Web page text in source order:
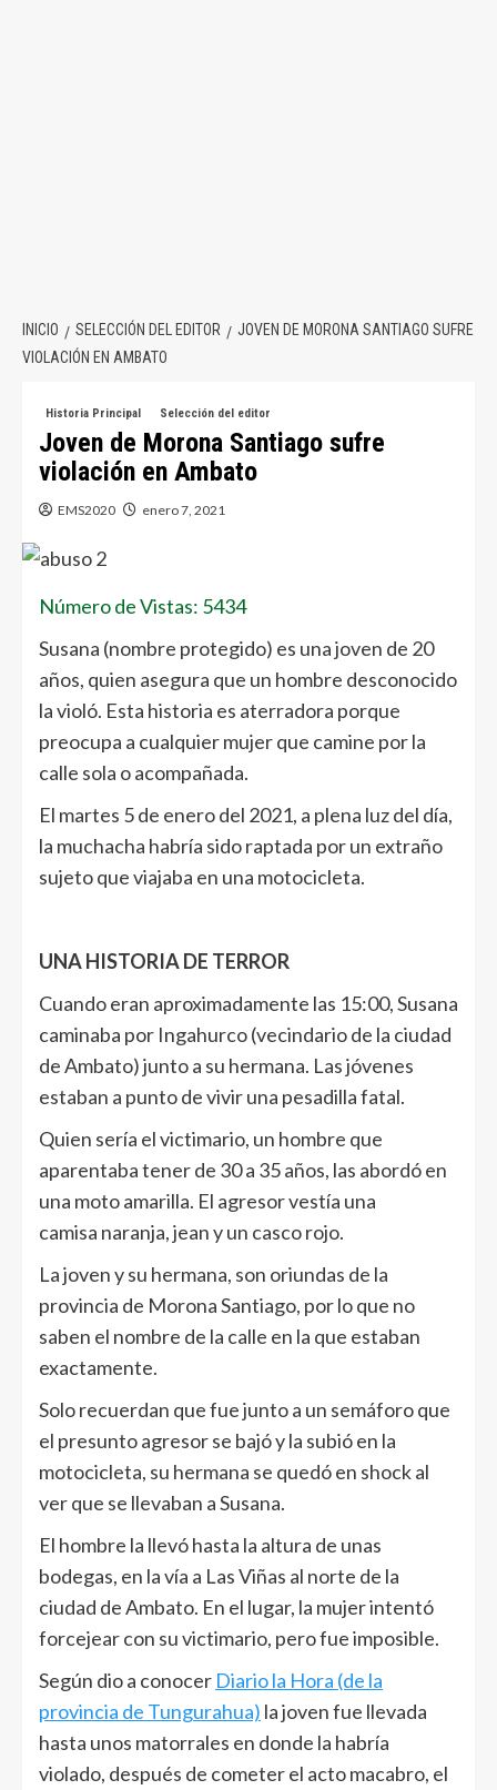
INICIO SELECCIÓN DEL EDITOR
JOVEN DE MORONA SANTIAGO SUFRE
VIOLACIÓN EN AMBATO
Historia Principal Selección del editor
Joven de Morona Santiago sufre
violación en Ambato
EMS2020 enero 7, 2021
Número de Vistas: 5434
Susana (nombre protegido) es una joven de 20
años, quien asegura que un hombre desconocido
la violó. Esta historia es aterradora porque
preocupa a cualquier mujer que camine por la
calle sola o acompañada.
El martes 5 de enero del 2021, a plena luz del día,
la muchacha habría sido raptada por un extraño
sujeto que viajaba en una motocicleta.
UNA HISTORIA DE TERROR
Cuando eran aproximadamente las 15:00, Susana
caminaba por Ingahurco (vecindario de la ciudad
de Ambato) junto a su hermana. Las jóvenes
estaban a punto de vivir una pesadilla fatal.
Quien sería el victimario, un hombre que
aparentaba tener de 30 a 35 años, las abordó en
una moto amarilla. El agresor vestía una
camisa naranja, jean y un casco rojo.
La joven y su hermana, son oriundas de la
provincia de Morona Santiago, por lo que no
saben el nombre de la calle en la que estaban
exactamente.
Solo recuerdan que fue junto a un semáforo que
el presunto agresor se bajó y la subió en la
motocicleta, su hermana se quedó en shock al
ver que se llevaban a Susana.
El hombre la llevó hasta la altura de unas
bodegas, en la vía a Las Viñas al norte de la
ciudad de Ambato. En el lugar, la mujer intentó
forcejear con su victimario, pero fue imposible.
Según dio a conocer Diario la Hora (de la
provincia de Tungurahua) la joven fue llevada
hasta unos matorrales en donde la habría
violado, después de cometer el acto macabro, el